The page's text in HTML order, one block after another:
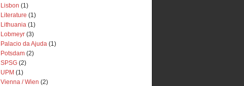
Lisbon (1)
Literature (1)
Lithuania (1)
Lobmeyr (3)
Palacio da Ajuda (1)
Potsdam (2)
SPSG (2)
UPM (1)
Vienna / Wien (2)